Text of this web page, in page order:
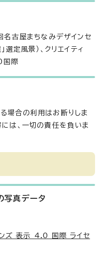
名古屋まちなみデザインセ
選定風景）、クリエイティ
国際
場合の利用はお断りしま
は、一切の責任を負いま
写真データ
ンズ 表示 4.0 国際 ライセ